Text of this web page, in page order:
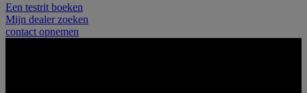
Een testrit boeken
Mijn dealer zoeken
contact opnemen